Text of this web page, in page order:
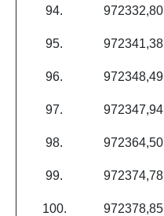
94. 972332,80
95. 972341,38
96. 972348,49
97. 972347,94
98. 972364,50
99. 972374,78
100. 972378,85